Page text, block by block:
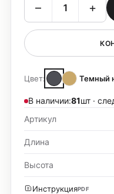
– +
Цвет: Темный
В наличии:81шт ·
Артикул
Длина
Высота
ИнструкцияPDF